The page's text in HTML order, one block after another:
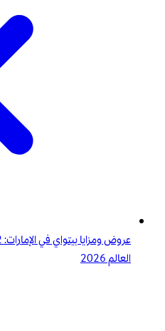
العالم 2026